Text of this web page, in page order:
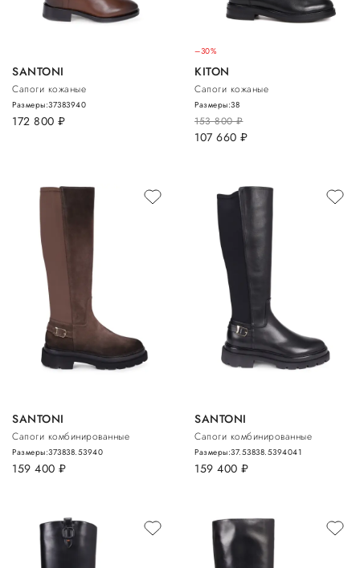
SANTONI
Сапоги кожаные
172 800 руб.
Размеры:37383940
–30%
KITON
Сапоги кожаные
153 800руб.
107 660 руб.
Размеры:38
SANTONI
Сапоги комбинированные
159 400 руб.
Размеры:373838.53940
SANTONI
Сапоги комбинированные
159 400 руб.
Размеры:37.53838.5394041